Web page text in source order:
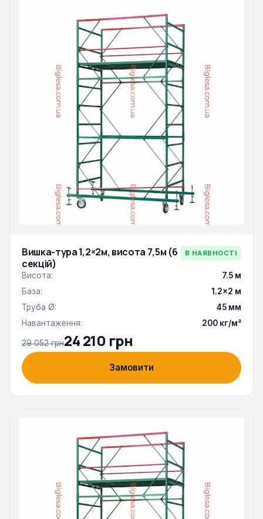
Вишка-тура 1,2×2м, висота 7,5м (6
секцій)
В НАЯВНОСТІ
Висота:
7.5 м
База:
1.2×2 м
Труба Ø:
45 мм
Навантаження:
200 кг/м²
29 052 грн24 210 грн
Замовити